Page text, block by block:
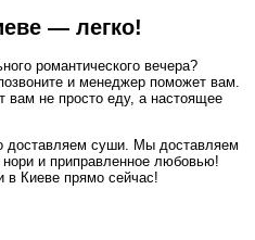
— легко!
романтического вечера?
и менеджер поможет вам.
вам не просто еду, а настоящее
доставляем суши. Мы доставляем
нори и приправленное любовью!
в Киеве прямо сейчас!